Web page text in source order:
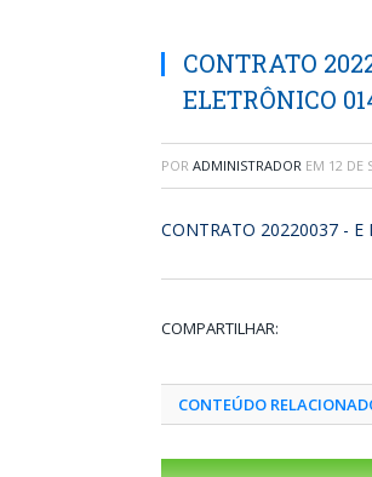
CONTRATO
ELETRÔNICO
POR ADMINISTRADOR EM 12 DE
CONTRATO 20220037 - E
COMPARTILHAR:
CONTEÚDO